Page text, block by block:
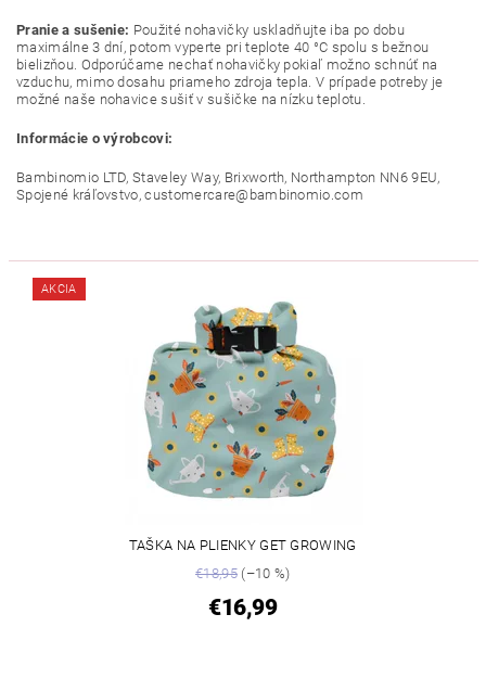
Pranie a sušenie: Použité nohavičky uskladňujte iba po dobu
maximálne 3 dní, potom vyperte pri teplote 40 °C spolu s bežnou
bielizňou. Odporúčame nechať nohavičky pokiaľ možno schnúť na
vzduchu, mimo dosahu priameho zdroja tepla. V prípade potreby je
možné naše nohavice sušiť v sušičke na nízku teplotu.
Informácie o výrobcovi:
Bambinomio LTD, Staveley Way, Brixworth, Northampton NN6 9EU,
Spojené kráľovstvo, customercare@bambinomio.com
AKCIA
TAŠKA NA PLIENKY GET GROWING
€18,95(–10 %)
€16,99